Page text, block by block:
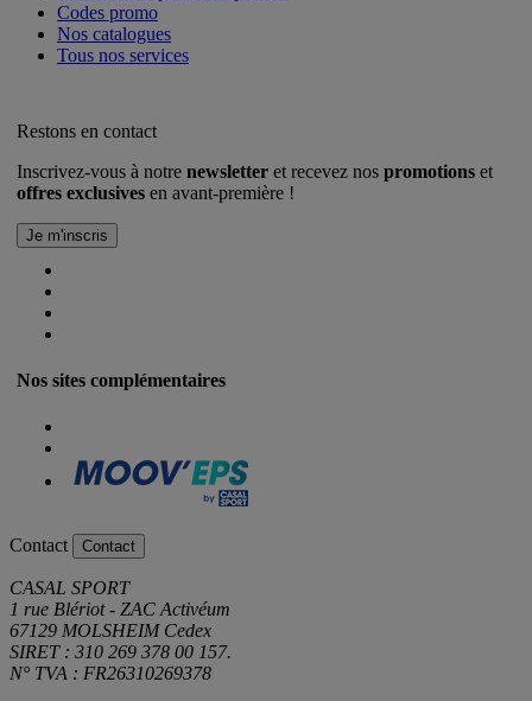
Codes promo
Nos catalogues
Tous nos services
Restons en contact
Inscrivez-vous à notre newsletter et recevez nos promotions et
offres exclusives en avant-première !
Nos sites complémentaires
Contact Contact
CASAL SPORT
1 rue Blériot - ZAC Activéum
67129 MOLSHEIM Cedex
SIRET : 310 269 378 00 157.
N° TVA : FR26310269378